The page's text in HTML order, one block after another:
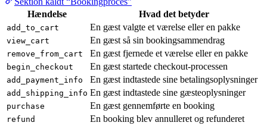
Hændelse
Hvad det betyder
add_to_cart En gæst valgte et værelse eller en pakke
view_cart En gæst så sin bookingsammendrag
remove_from_cart En gæst fjernede et værelse eller en pakke
begin_checkout En gæst startede checkout-processen
add_payment_info En gæst indtastede sine betalingsoplysninger
add_shipping_info En gæst indtastede sine gæsteoplysninger
purchase En gæst gennemførte en booking
refund En booking blev annulleret og refunderet